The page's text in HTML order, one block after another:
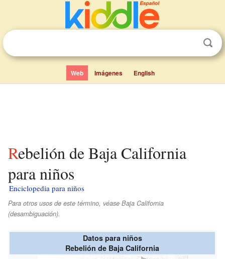
Web Imágenes English
Rebelión de Baja California
para niños
Enciclopedia para niños
Para otros usos de este término, véase Baja California
(desambiguación).
Datos para niños
Rebelión de Baja California